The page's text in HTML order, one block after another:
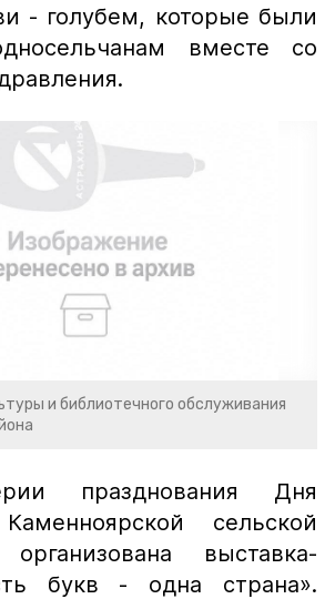
- голубем, которые были
вместе со
и библиотечного обслуживания
празднования Дня
сельской
организована выставка-
букв - одна страна».